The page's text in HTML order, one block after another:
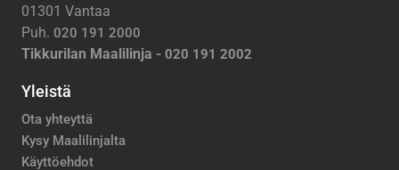
01301 Vantaa
Puh. 020 191 2000
Tikkurilan Maalilinja - 020 191 2002
Yleistä
Ota yhteyttä
Kysy Maalilinjalta
Käyttöehdot